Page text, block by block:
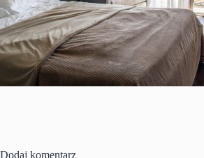
Dodaj komentarz